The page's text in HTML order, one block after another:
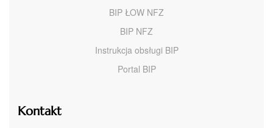
BIP ŁOW NFZ
BIP NFZ
Instrukcja obsługi BIP
Portal BIP
Kontakt